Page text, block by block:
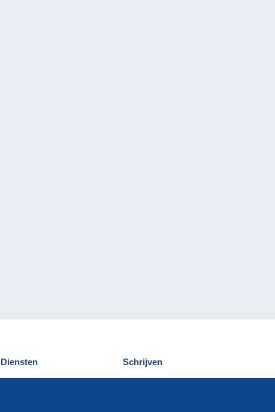
Diensten
Delcampe ontdekken
Schrijven